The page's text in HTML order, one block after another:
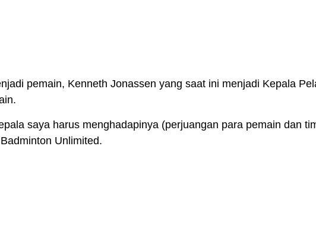
pemain, Kenneth Jonassen yang saat ini menjadi Kepala
saya harus menghadapinya (perjuangan para pemain dan
Unlimited.